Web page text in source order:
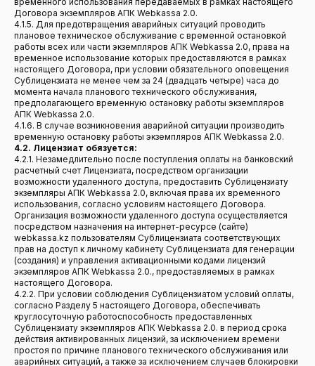
Договора экземпляров АПК Webkassa 2.0.
4.1.5. Для предотвращения аварийных ситуаций проводить
плановое техническое обслуживание с временной остановкой
работы всех или части экземпляров АПК Webkassa 2.0, права на
временное использование которых предоставляются в рамках
настоящего Договора, при условии обязательного оповещения
Сублицензиата не менее чем за 24 (двадцать четыре) часа до
момента начала планового технического обслуживания,
предполагающего временную остановку работы экземпляров
АПК Webkassa 2.0.
4.1.6. В случае возникновения аварийной ситуации производить
временную остановку работы экземпляров АПК Webkassa 2.0.
4.2. Лицензиат обязуется:
4.2.1. Незамедлительно после поступления оплаты на банковский
расчетный счет Лицензиата, посредством организации
возможности удаленного доступа, предоставить Сублицензиату
экземпляры АПК Webkassa 2.0, включая права их временного
использования, согласно условиям настоящего Договора.
Организация возможности удаленного доступа осуществляется
посредством назначения на интернет-ресурсе (сайте)
webkassa.kz пользователям Сублицензиата соответствующих
прав на доступ к личному кабинету Сублицензиата для генерации
(создания) и управления активационными кодами лицензий
экземпляров АПК Webkassa 2.0., предоставляемых в рамках
настоящего Договора.
4.2.2. При условии соблюдения Сублицензиатом условий оплаты,
согласно Разделу 5 настоящего Договора, обеспечивать
круглосуточную работоспособность предоставленных
Сублицензиату экземпляров АПК Webkassa 2.0. в период срока
действия активированных лицензий, за исключением времени
простоя по причине планового технического обслуживания или
аварийных ситуаций, а также за исключением случаев блокировки